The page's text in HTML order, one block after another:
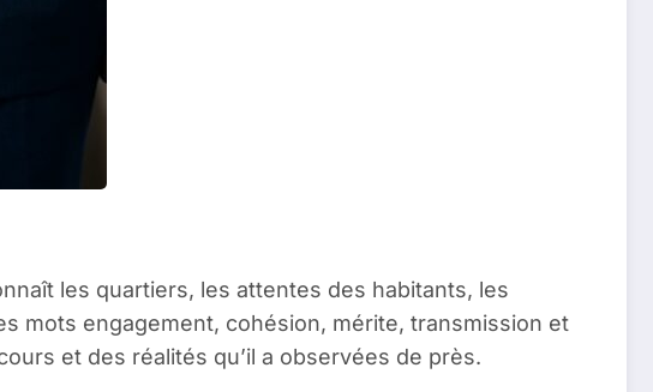
les quartiers, les attentes des habitants, les
mots engagement, cohésion, mérite, transmission et
et des réalités qu’il a observées de près.